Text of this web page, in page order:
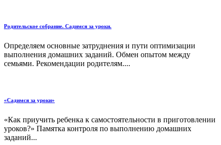
Родительское собрание. Садимся за уроки.
Определяем основные затруднения и пути оптимизации
выполнения домашних заданий. Обмен опытом между
семьями. Рекомендации родителям....
«Садимся за уроки»
«Как приучить ребенка к самостоятельности в приготовлении
уроков?» Памятка контроля по выполнению домашних
заданий...